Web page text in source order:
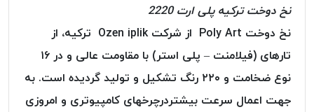
KORD
نخ
توری
نخ
توری
نخ دوخت ترکیه پلی ارت 2220
نخ دوخت Poly Art از شرکت Ozen iplik ترکیه، از
تارهای (فیلامنت – پلی استر) با مقاومت عالی و در ۱۶
نوع ضخامت و ۲۲۰ رنگ تشکیل و تولید گردیده است. به
جهت اعمال سرعت بیشتردرچرخهای کامپیوتری و امروزی